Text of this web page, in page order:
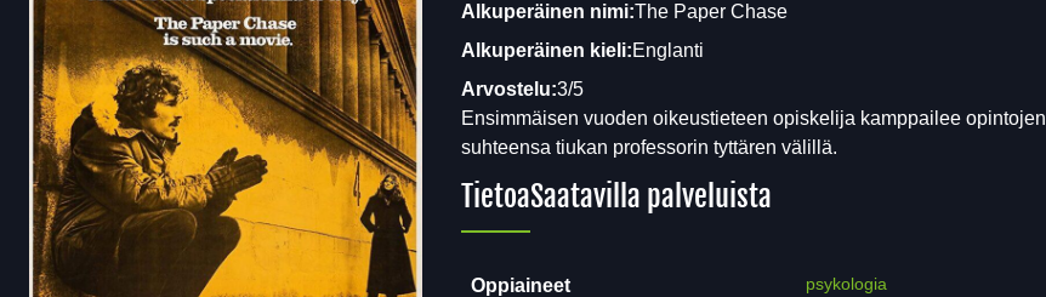
Alkuperäinen nimi:The Paper Chase
Alkuperäinen kieli:Englanti
Arvostelu:3/5
Ensimmäisen vuoden oikeustieteen opiskelija kamppailee
suhteensa tiukan professorin tyttären välillä.
TietoaSaatavilla palveluista
Oppiaineet
psykologia